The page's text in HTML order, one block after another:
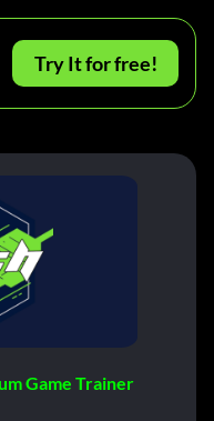
Try It for free!
Game Trainer